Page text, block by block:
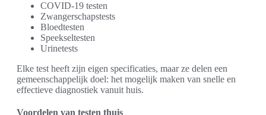
COVID-19 testen
Zwangerschapstests
Bloedtesten
Speekseltesten
Urinetests
Elke test heeft zijn eigen specificaties, maar ze delen een
gemeenschappelijk doel: het mogelijk maken van snelle en
effectieve diagnostiek vanuit huis.
Voordelen van testen thuis